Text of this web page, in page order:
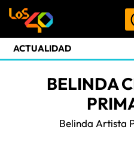
ACTUALIDAD
BELINDA
Belinda Artista